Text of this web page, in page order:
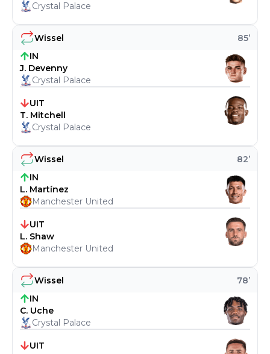
Wissel 78’
IN
C. Uche
Crystal Palace
UIT
Wissel 82’
IN
L. Martínez
Manchester United
UIT
L. Shaw
Manchester United
Wissel 85’
IN
J. Devenny
Crystal Palace
UIT
T. Mitchell
Crystal Palace
Crystal Palace